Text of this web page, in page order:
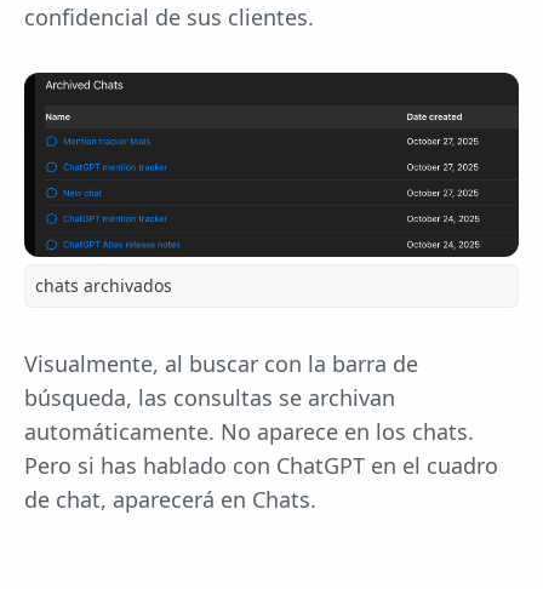
confidencial de sus clientes.
chats archivados
Visualmente, al buscar con la barra de
búsqueda, las consultas se archivan
automáticamente. No aparece en los chats.
Pero si has hablado con ChatGPT en el cuadro
de chat, aparecerá en Chats.